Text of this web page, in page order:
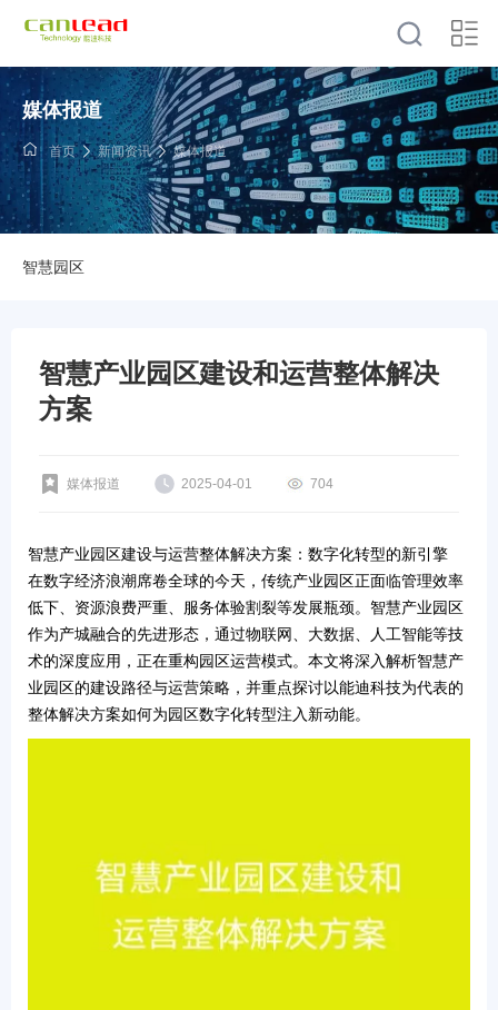
媒体报道
首页 新闻资讯 媒体报道
智慧园区
智慧产业园区建设和运营整体解决
方案
媒体报道 2025-04-01 704
智慧产业园区建设与运营整体解决方案：数字化转型的新引擎
在数字经济浪潮席卷全球的今天，传统产业园区正面临管理效率
低下、资源浪费严重、服务体验割裂等发展瓶颈。 智慧产业园区
作为产城融合的先进形态，通过物联网、大数据、人工智能等技
术的深度应用，正在重构园区运营模式。本文将深入解析智慧产
业园区的建设路径与运营策略，并重点探讨以能迪科技为代表的
整体解决方案如何为园区数字化转型注入新动能。